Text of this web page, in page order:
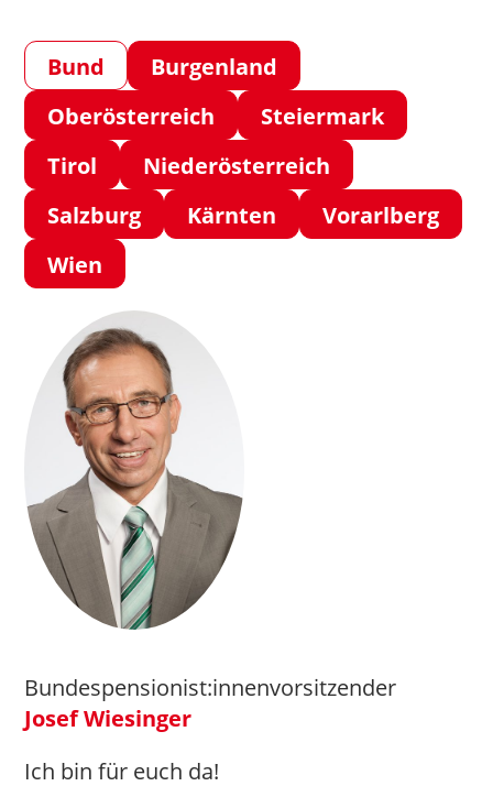
Bund
Burgenland
Oberösterreich
Steiermark
Tirol
Niederösterreich
Salzburg
Kärnten
Vorarlberg
Wien
Bundespensionist:innenvorsitzender
Josef Wiesinger
Ich bin für euch da!